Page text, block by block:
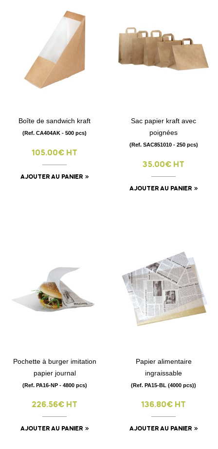
Boîte de sandwich kraft
(Ref. CA404AK - 500 pcs)
105.00€ HT
AJOUTER AU PANIER
Sac papier kraft avec
poignées
(Ref. SAC851010 - 250 pcs)
35.00€ HT
AJOUTER AU PANIER
Pochette à burger imitation
papier journal
(Ref. PA16-NP - 4800 pcs)
226.56€ HT
AJOUTER AU PANIER
Papier alimentaire
ingraissable
(Ref. PA15-BL (4000 pcs))
136.80€ HT
AJOUTER AU PANIER